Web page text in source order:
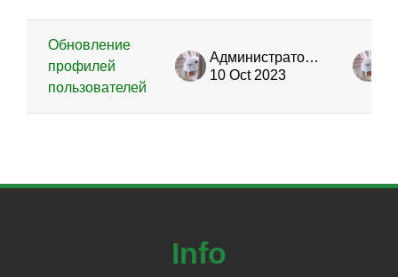
Обновление
профилей
пользователей
Администратор сайта
10 Oct 2023
Info